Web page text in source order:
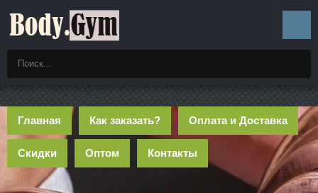
Главная Как заказать? Оплата и Доставка
Скидки Оптом Контакты